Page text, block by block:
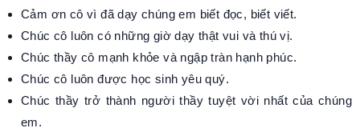
Cảm ơn cô vì đã dạy chúng em biết đọc, biết viết.
Chúc cô luôn có những giờ dạy thật vui và thú vị.
Chúc thầy cô mạnh khỏe và ngập tràn hạnh phúc.
Chúc cô luôn được học sinh yêu quý.
Chúc thầy trở thành người thầy tuyệt vời nhất của chúng
em.